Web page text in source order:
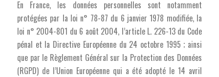
En France, les données personnelles sont notamment
protégées par la loi n° 78-87 du 6 janvier 1978 modifiée, la
loi n° 2004-801 du 6 août 2004, l’article L. 226-13 du Code
pénal et la Directive Européenne du 24 octobre 1995 ; ainsi
que par le Règlement Général sur la Protection des Données
(RGPD) de l’Union Européenne qui a été adopté le 14 avril